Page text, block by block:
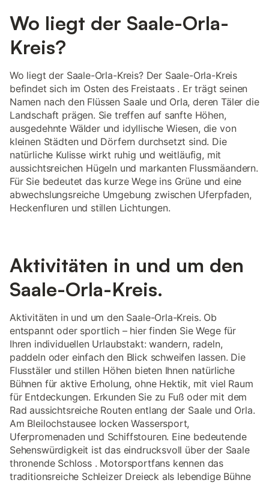
Wo liegt der Saale-Orla-
Kreis?
Wo liegt der Saale-Orla-Kreis? Der Saale-Orla-Kreis
befindet sich im Osten des Freistaats . Er trägt seinen
Namen nach den Flüssen Saale und Orla, deren Täler die
Landschaft prägen. Sie treffen auf sanfte Höhen,
ausgedehnte Wälder und idyllische Wiesen, die von
kleinen Städten und Dörfern durchsetzt sind. Die
natürliche Kulisse wirkt ruhig und weitläufig, mit
aussichtsreichen Hügeln und markanten Flussmäandern.
Für Sie bedeutet das kurze Wege ins Grüne und eine
abwechslungsreiche Umgebung zwischen Uferpfaden,
Heckenfluren und stillen Lichtungen.
Aktivitäten in und um den
Saale-Orla-Kreis.
Aktivitäten in und um den Saale-Orla-Kreis. Ob
entspannt oder sportlich – hier finden Sie Wege für
Ihren individuellen Urlaubstakt: wandern, radeln,
paddeln oder einfach den Blick schweifen lassen. Die
Flusstäler und stillen Höhen bieten Ihnen natürliche
Bühnen für aktive Erholung, ohne Hektik, mit viel Raum
für Entdeckungen. Erkunden Sie zu Fuß oder mit dem
Rad aussichtsreiche Routen entlang der Saale und Orla.
Am Bleilochstausee locken Wassersport,
Uferpromenaden und Schiffstouren. Eine bedeutende
Sehenswürdigkeit ist das eindrucksvoll über der Saale
thronende Schloss . Motorsportfans kennen das
traditionsreiche Schleizer Dreieck als lebendige Bühne